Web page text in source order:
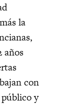
la
años
con
y